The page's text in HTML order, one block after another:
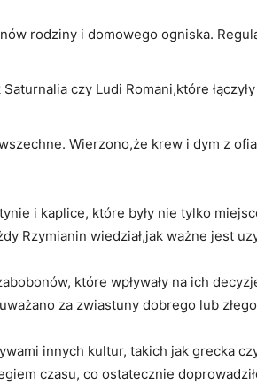
rodziny i domowego ogniska.
czy⁤ Ludi‍ Romani,które
Wierzono,że krew i ‌dym ​z
⁢i kaplice, które były nie‍ tylko
​Rzymianin wiedział,jak ważne jest
które wpływały⁤ na ich
za zwiastuny dobrego lub
innych kultur, takich jak grecka⁣
czasu, co ostatecznie